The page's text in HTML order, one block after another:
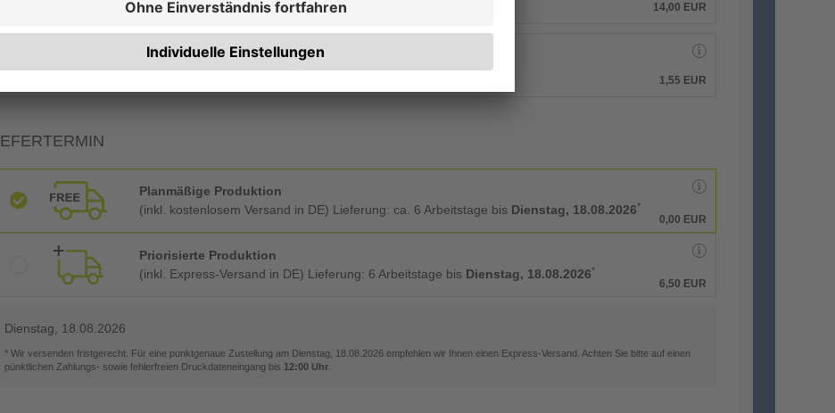
14,00 EUR
1,55 EUR
Planmäßige Produktion
(inkl. kostenlosem Versand in DE) Lieferung: ca. 6 Arbeitstage bis Dienstag, 18.08.2026*
0,00 EUR
Priorisierte Produktion
(inkl. Express-Versand in DE) Lieferung: 6 Arbeitstage bis Dienstag, 18.08.2026*
6,50 EUR
Dienstag, 18.08.2026
* Wir versenden fristgerecht. Für eine punktgenaue Zustellung am Dienstag, 18.08.2026 empfehlen wir Ihnen einen Express-Versand. Achten Sie bitte auf einen
pünktlichen Zahlungs- sowie fehlerfreien Druckdateneingang bis 12:00 Uhr